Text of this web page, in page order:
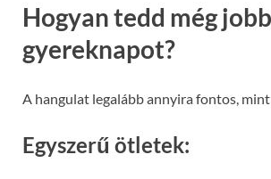
Hogyan tedd még
gyereknapot?
A hangulat legalább annyira fontos,
Egyszerű ötletek: